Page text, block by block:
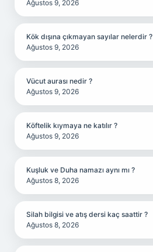
Ağustos 9, 2026
Kök dışına çıkmayan sayılar nelerdir ?
Ağustos 9, 2026
Vücut aurası nedir ?
Ağustos 9, 2026
Köftelik kıymaya ne katılır ?
Ağustos 9, 2026
Kuşluk ve Duha namazı aynı mı ?
Ağustos 8, 2026
Silah bilgisi ve atış dersi kaç saattir ?
Ağustos 8, 2026